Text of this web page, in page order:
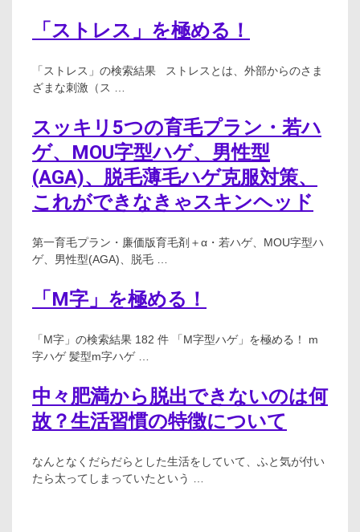
「ストレス」を極める！
「ストレス」の検索結果 ストレスとは、外部からのさま
ざまな刺激（ス …
スッキリ5つの育毛プラン・若ハ
ゲ、MOU字型ハゲ、男性型
(AGA)、脱毛薄毛ハゲ克服対策、
これができなきゃスキンヘッド
第一育毛プラン・廉価版育毛剤＋α・若ハゲ、MOU字型ハ
ゲ、男性型(AGA)、脱毛 …
「M字」を極める！
「M字」の検索結果 182 件 「M字型ハゲ」を極める！ m
字ハゲ 髪型m字ハゲ …
中々肥満から脱出できないのは何
故？生活習慣の特徴について
なんとなくだらだらとした生活をしていて、ふと気が付い
たら太ってしまっていたという …